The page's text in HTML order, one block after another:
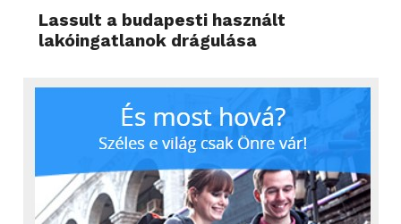
Lassult a budapesti használt
lakóingatlanok drágulása